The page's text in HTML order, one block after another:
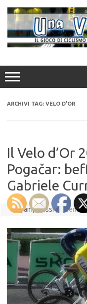
contenuto
ARCHIVI TAG: VELO D’OR
Il Velo d’Or
Pogačar:
Gabriele
digiampajussi|